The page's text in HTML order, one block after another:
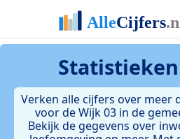
Statistieken
Verken alle cijfers over meer
voor de Wijk 03 in de
Bekijk de gegevens over